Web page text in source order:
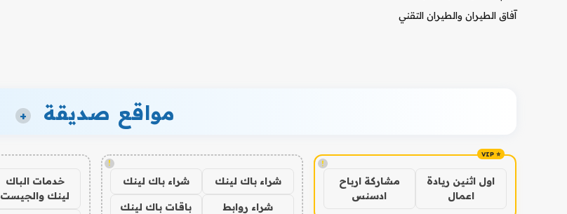
آفاق الطيران والطيران التقني
مواقع صديقة +
!
اول اثنين ريادة
اعمال
مشاركة ارباح
ادسنس
!
شراء باك لينك شراء باك لينك
شراء روابط
باقات باك لينك
خدمات الباك
لينك والجيست